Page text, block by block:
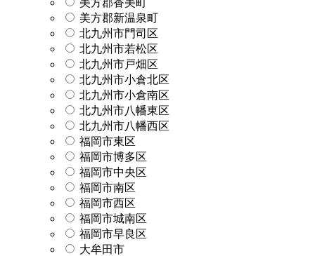
美方郡新温泉町
北九州市門司区
北九州市若松区
北九州市戸畑区
北九州市小倉北区
北九州市小倉南区
北九州市八幡東区
北九州市八幡西区
福岡市東区
福岡市博多区
福岡市中央区
福岡市南区
福岡市西区
福岡市城南区
福岡市早良区
大牟田市